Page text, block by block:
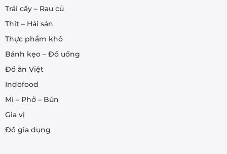
Trái cây – Rau củ
Thịt – Hải sản
Thực phẩm khô
Bánh kẹo – Đồ uống
Đồ ăn Việt
Indofood
Mì – Phở – Bún
Gia vị
Đồ gia dụng